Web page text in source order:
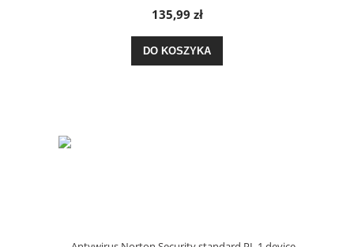
135,99 zł
DO KOSZYKA